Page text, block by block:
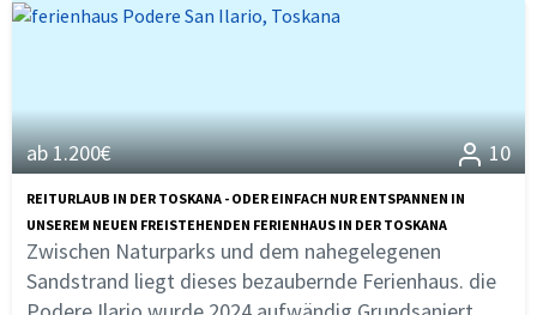
ab 1.200€ 10
REITURLAUB IN DER TOSKANA - ODER EINFACH NUR ENTSPANNEN IN
UNSEREM NEUEN FREISTEHENDEN FERIENHAUS IN DER TOSKANA
Zwischen Naturparks und dem nahegelegenen
Sandstrand liegt dieses bezaubernde Ferienhaus. die